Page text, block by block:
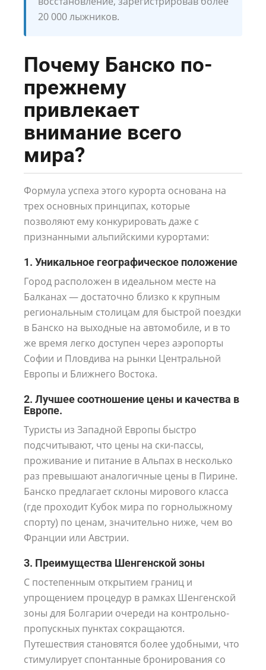
20 000 лыжников.
Почему Банско по-
прежнему
привлекает
внимание всего
мира?
Формула успеха этого курорта основана на
трех основных принципах, которые
позволяют ему конкурировать даже с
признанными альпийскими курортами:
1. Уникальное географическое положение
Город расположен в идеальном месте на
Балканах — достаточно близко к крупным
региональным столицам для быстрой поездки
в Банско на выходные на автомобиле, и в то
же время легко доступен через аэропорты
Софии и Пловдива на рынки Центральной
Европы и Ближнего Востока.
2. Лучшее соотношение цены и качества в
Европе.
Туристы из Западной Европы быстро
подсчитывают, что цены на ски-пассы,
проживание и питание в Альпах в несколько
раз превышают аналогичные цены в Пирине.
Банско предлагает склоны мирового класса
(где проходит Кубок мира по горнолыжному
спорту) по ценам, значительно ниже, чем во
Франции или Австрии.
3. Преимущества Шенгенской зоны
С постепенным открытием границ и
упрощением процедур в рамках Шенгенской
зоны для Болгарии очереди на контрольно-
пропускных пунктах сокращаются.
Путешествия становятся более удобными, что
стимулирует спонтанные бронирования со